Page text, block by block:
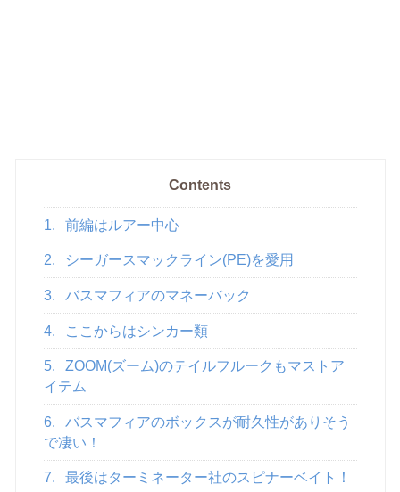
Contents
1. 前編はルアー中心
2. シーガースマックライン(PE)を愛用
3. バスマフィアのマネーバック
4. ここからはシンカー類
5.
ZOOM(ズーム)のテイルフルークもマストア
イテム
6.
バスマフィアのボックスが耐久性がありそう
で凄い！
7. 最後はターミネーター社のスピナーベイト！